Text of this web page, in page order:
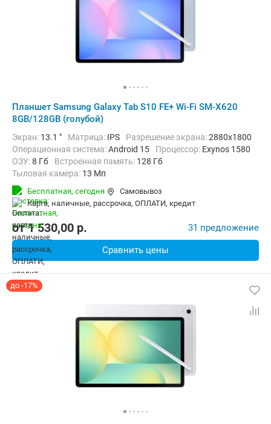
Планшет Samsung Galaxy Tab S10 FE+ Wi-Fi SM-X620
8GB/128GB (голубой)
Экран: 13.1 " Матрица: IPS Разрешение экрана:2880x1800
Операционная система:Android 15 Процессор: Exynos 1580​
ОЗУ:8 Гб Встроенная память: 128 Гб
Тыловая камера: 13 Мп
Беспроводная связь:
Комплектация:
Перо (стилус)
Бесплатная, сегодня
Самовывоз
карта, наличные, рассрочка, ОПЛАТИ, кредит
от1 530,00 p. 31 предложение
Сравнить цены
до -17%